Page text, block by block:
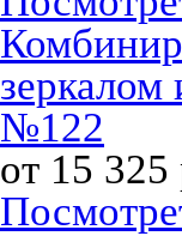
зеркалом
№122
от 15